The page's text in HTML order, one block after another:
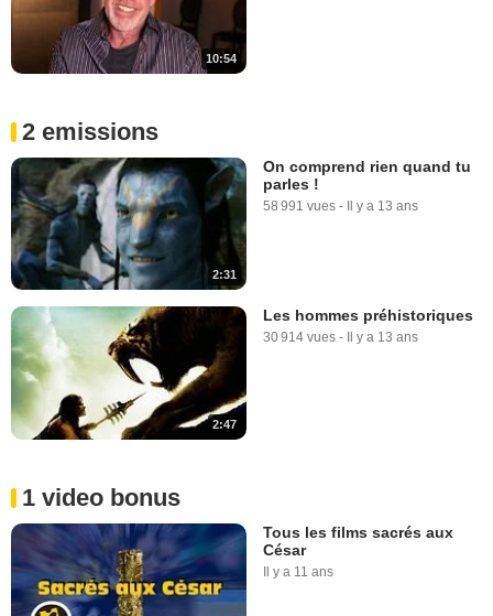
10:54
2 emissions
2:31
On comprend rien quand tu
parles !
58 991 vues - Il y a 13 ans
2:47
Les hommes préhistoriques
30 914 vues - Il y a 13 ans
1 video bonus
Tous les films sacrés aux
César
Il y a 11 ans